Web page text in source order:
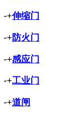
-+伸缩门
-+防火门
-+感应门
-+工业门
-+道闸